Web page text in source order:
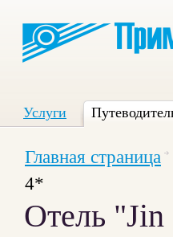
Услуги
Главная страница
4*
Отель